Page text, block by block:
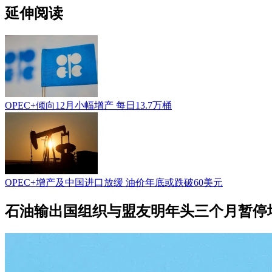
延伸阅读
OPEC+倾向12月小幅增产 每日13.7万桶
OPEC+增产及中国进口放缓 油价年底或跌破60美元
石油输出国组织与盟友明年头三个月暂停